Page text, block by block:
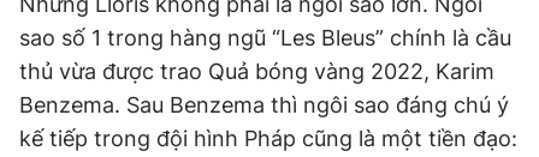
sao số 1 trong hàng ngũ “Les Bleus” chính là cầu
thủ vừa được trao Quả bóng vàng 2022, Karim
Benzema. Sau Benzema thì ngôi sao đáng chú ý
kế tiếp trong đội hình Pháp cũng là một tiền đạo: